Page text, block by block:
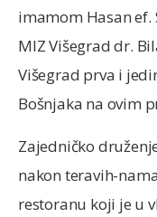
imamom Hasan
MIZ Višegrad dr.
Višegrad prva i
Bošnjaka na ovim
Zajedničko
nakon teravih-
restoranu koji je u